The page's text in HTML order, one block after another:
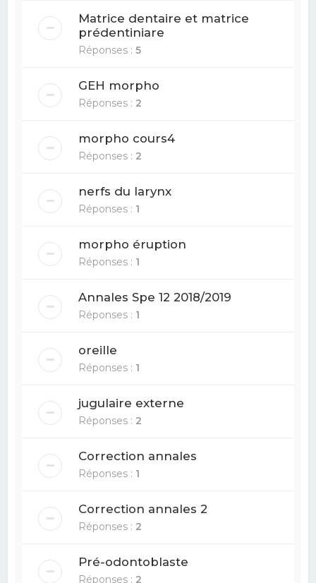
Matrice dentaire et matrice
prédentiniare
Réponses :5
GEH morpho
Réponses : 2
morpho cours4
Réponses : 2
nerfs du larynx
Réponses : 1
morpho éruption
Réponses : 1
Annales Spe 12 2018/2019
Réponses : 1
oreille
Réponses : 1
jugulaire externe
Réponses : 2
Correction annales
Réponses : 1
Correction annales 2
Réponses : 2
Pré-odontoblaste
Réponses : 2